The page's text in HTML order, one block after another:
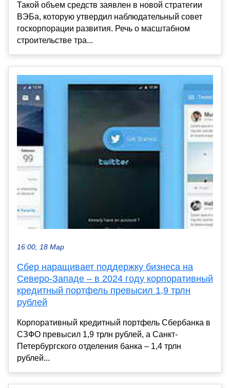
Такой объем средств заявлен в новой стратегии
ВЭБа, которую утвердил наблюдательный совет
госкорпорации развития. Речь о масштабном
строительстве тра...
16:00, 18 Мар
Сбер наращивает поддержку бизнеса на
Северо-Западе – в 2024 году корпоративный
кредитный портфель превысил 1,9 трлн
рублей
Корпоративный кредитный портфель Сбербанка в
СЗФО превысил 1,9 трлн рублей, а Санкт-
Петербургского отделения банка – 1,4 трлн
рублей...